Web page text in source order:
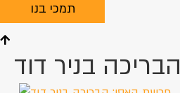
תמכי בנו
הבריכה בניר דוד